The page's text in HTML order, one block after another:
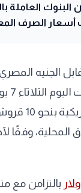
العاملة
أسعار الصرف
الجنيه
انخفضت
المحلية، وفقًا
بالتزامن مع